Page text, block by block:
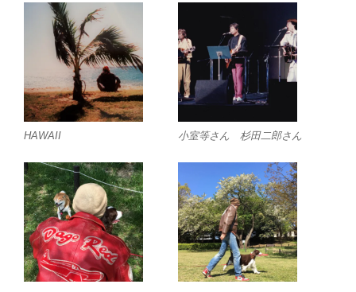
HAWAII 小室等さん 杉田二郎さん